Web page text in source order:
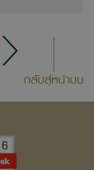
าก
ละถือว่า
จจะ
ก
ยไข้เจ็บ
งผลให้
กลับสู่หน้าบน